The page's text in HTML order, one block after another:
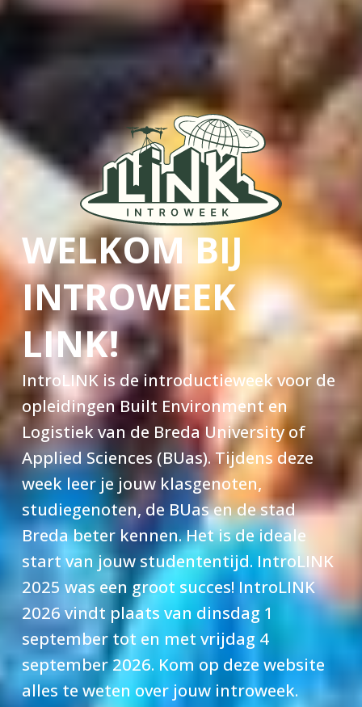
WELKOM BIJ
INTROWEEK
LINK!
IntroLINK is de introductieweek voor de
opleidingen Built Environment en
Logistiek van de Breda University of
Applied Sciences (BUas). Tijdens deze
week leer je jouw klasgenoten,
studiegenoten, de BUas en de stad
Breda beter kennen. Het is de ideale
start van jouw studententijd. IntroLINK
2025 was een groot succes! IntroLINK
2026 vindt plaats van dinsdag 1
september tot en met vrijdag 4
september 2026. Kom op deze website
alles te weten over jouw introweek.